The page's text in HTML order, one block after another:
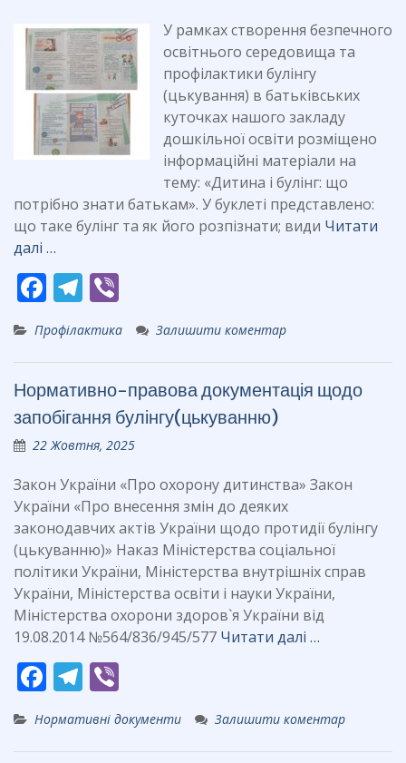
У рамках створення безпечного
освітнього середовища та
профілактики булінгу
(цькування) в батьківських
куточках нашого закладу
дошкільної освіти розміщено
інформаційні матеріали на
тему: «Дитина і булінг: що
потрібно знати батькам». У буклеті представлено:
що таке булінг та як його розпізнати; види Читати
далі …
F
ac
e
b
o
o
k
T
e
gr
a
m
er
Профілактика Залишити коментар
Нормативно-правова документація щодо
запобігання булінгу(цькуванню)
22 Жовтня, 2025
Закон України «Про охорону дитинства» Закон
України «Про внесення змін до деяких
законодавчих актів України щодо протидії булінгу
(цькуванню)» Наказ Міністерства соціальної
політики України, Міністерства внутрішніх справ
України, Міністерства освіти і науки України,
Міністерства охорони здоров`я України від
19.08.2014 №564/836/945/577 Читати далі …
F
e
T
e
b
er
Нормативні документи Залишити коментар